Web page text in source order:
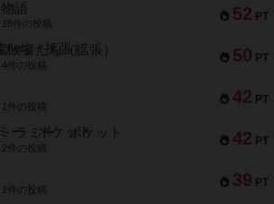
52 PT
語
18件の投稿
50 PT
険者たち（拡張）
4件の投稿
42 PT
1件の投稿
42 PT
ラミー ポケット
2件の投稿
39 PT
1件の投稿